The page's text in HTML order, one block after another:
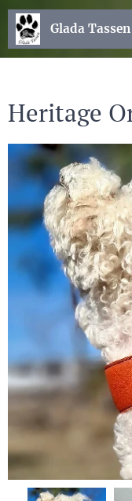
Glada Tassen
Heritage